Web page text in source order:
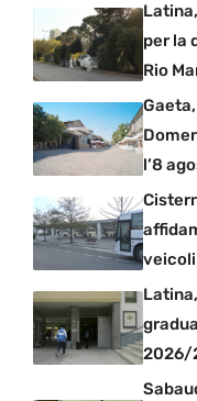
per la
Rio
l’8
2026/